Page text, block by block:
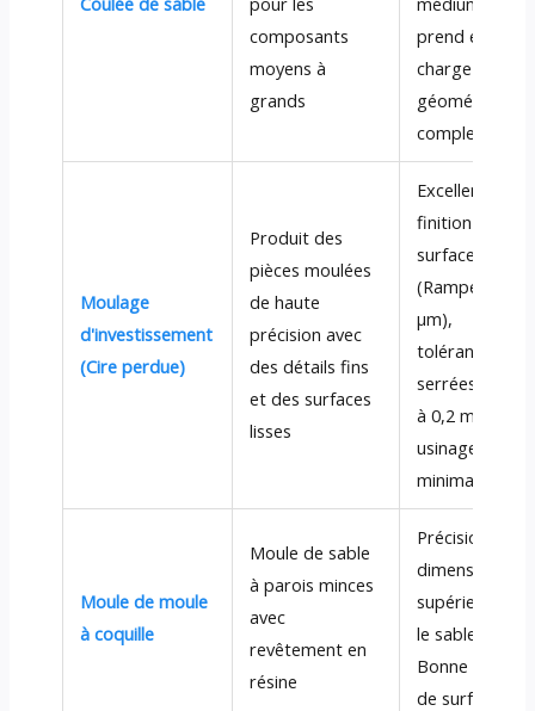
composants
moyens à
grands
prend en
charge les
géométries
complexes
Moulage
d'investissement
(Cire perdue)
Produit des
pièces moulées
de haute
précision avec
des détails fins
et des surfaces
lisses
Excellente
finition de
surface
(Rampe < 3
µm),
tolérances
serrées (± 0,1
à 0,2 mm),
usinage
minimal
Moule de moule
à coquille
Moule de sable
à parois minces
avec
revêtement en
résine
Précision
dimensionnelle
supérieure sur
le sable vert;
Bonne finition
de surface